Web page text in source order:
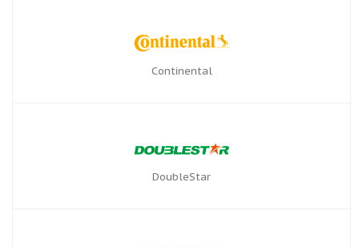
Continental
DoubleStar